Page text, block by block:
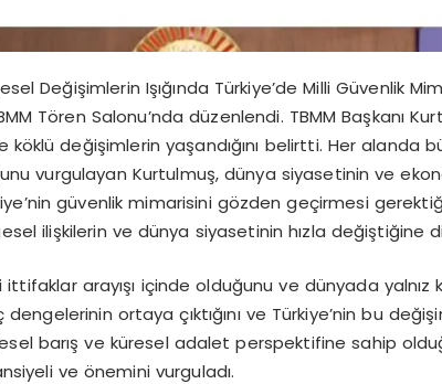
Değişimlerin Işığında Türkiye’de Milli Güvenlik
Tören Salonu’nda düzenlendi. TBMM Başkanı
değişimlerin yaşandığını belirtti. Her alanda
vurgulayan Kurtulmuş, dünya siyasetinin ve
güvenlik mimarisini gözden geçirmesi
ilişkilerin ve dünya siyasetinin hızla değiştiğine
ittifaklar arayışı içinde olduğunu ve dünyada
ortaya çıktığını ve Türkiye’nin bu
barış ve küresel adalet perspektifine sahip
ve önemini vurguladı.